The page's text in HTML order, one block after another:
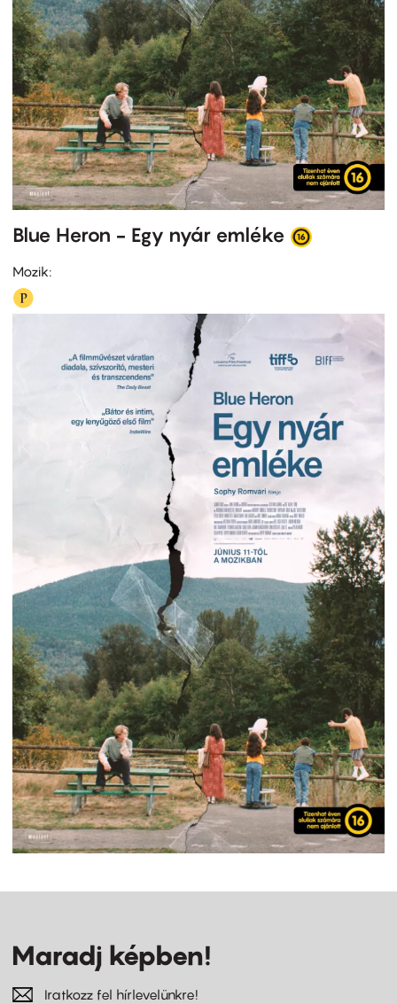
Blue Heron - Egy nyár emléke
Mozik:
Maradj képben!
Iratkozz fel hírlevelünkre!